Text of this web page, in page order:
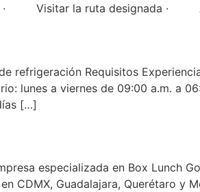
son: · Visitar la ruta designada ·
refrigeración Requisitos
lunes a viernes de 09:00 a.m. a
[…]
especializada en Box Lunch
CDMX, Guadalajara, Querétaro y